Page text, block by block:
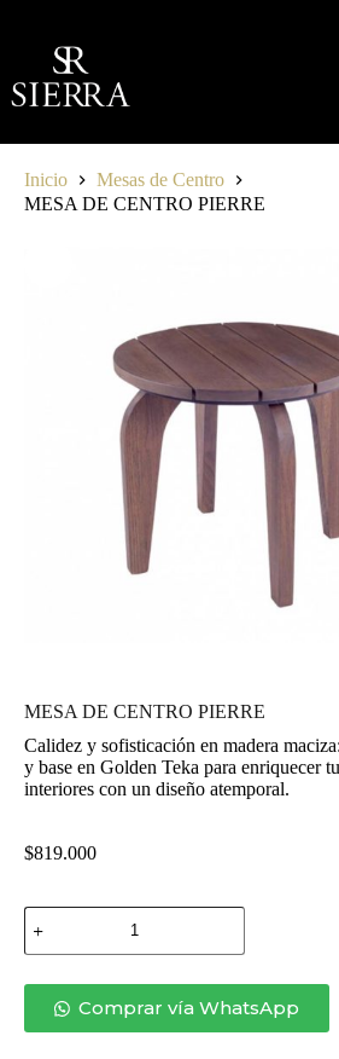
contenido
Inicio
Mesas de Centro
MESA DE CENTRO PIERRE
MESA DE CENTRO PIERRE
Calidez y sofisticación en madera
y base en Golden Teka para enriquecer
interiores con un diseño atemporal.
$819.000
MESA
DE
CENTRO
cantidadComprar vía WhatsApp